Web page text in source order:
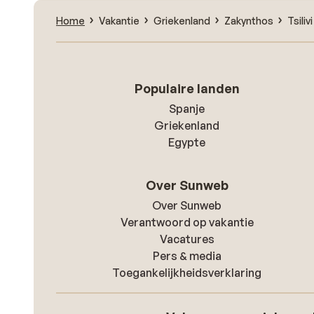
Home Vakantie Griekenland Zakynthos Tsilivi
Populaire landen
Spanje
Griekenland
Egypte
Over Sunweb
Over Sunweb
Verantwoord op vakantie
Vacatures
Pers & media
Toegankelijkheidsverklaring